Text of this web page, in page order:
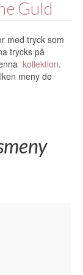
Guld
med tryck som
trycks på
kollektion.
meny de